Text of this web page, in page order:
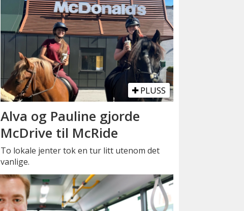
PLUSS
Alva og Pauline gjorde
McDrive til McRide
To lokale jenter tok en tur litt utenom det
vanlige.